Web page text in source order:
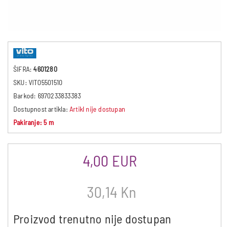
ŠIFRA:4601280
SKU: VITO5501510
Barkod: 6970233833383
Dostupnost artikla: Artikl nije dostupan
Pakiranje: 5 m
30,14 Kn
4,00 EUR
Proizvod trenutno nije dostupan